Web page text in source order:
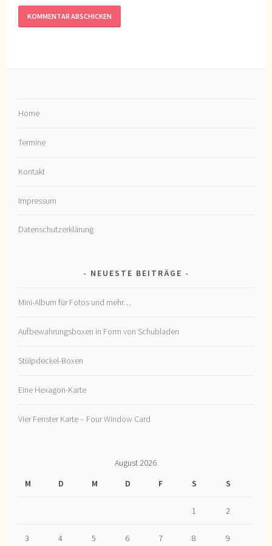
Home
Termine
Kontakt
Impressum
Datenschutzerklärung
NEUESTE BEITRÄGE
Mini-Album für Fotos und mehr…
Aufbewahrungsboxen in Form von Schubladen
Stülpdeckel-Boxen
Eine Hexagon-Karte
Vier Fenster Karte – Four Window Card
August 2026
M
D M D F S S
1 2
3 4 5 6 7 8 9